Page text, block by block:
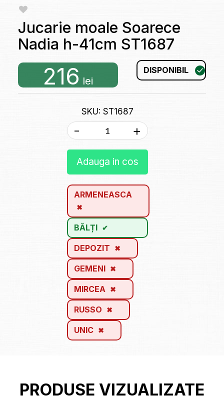
Jucarie moale Soarece
Nadia h-41cm ST1687
216 lei
DISPONIBIL
SKU: ST1687
- +
Adauga in cos
ARMENEASCA
BĂLȚI
DEPOZIT
GEMENI
MIRCEA
RUSSO
UNIC
PRODUSE VIZUALIZATE